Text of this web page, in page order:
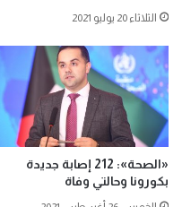
الثلاثاء 20 يوليو 2021
«الصحة»: 212 إصابة جديدة
بكورونا وحالتي وفاة